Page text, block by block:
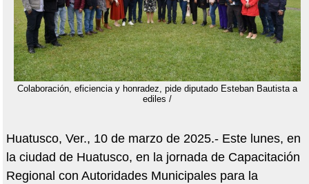
Colaboración, eficiencia y honradez, pide diputado Esteban Bautista a
ediles /
Huatusco, Ver., 10 de marzo de 2025.- Este lunes, en
la ciudad de Huatusco, en la jornada de Capacitación
Regional con Autoridades Municipales para la